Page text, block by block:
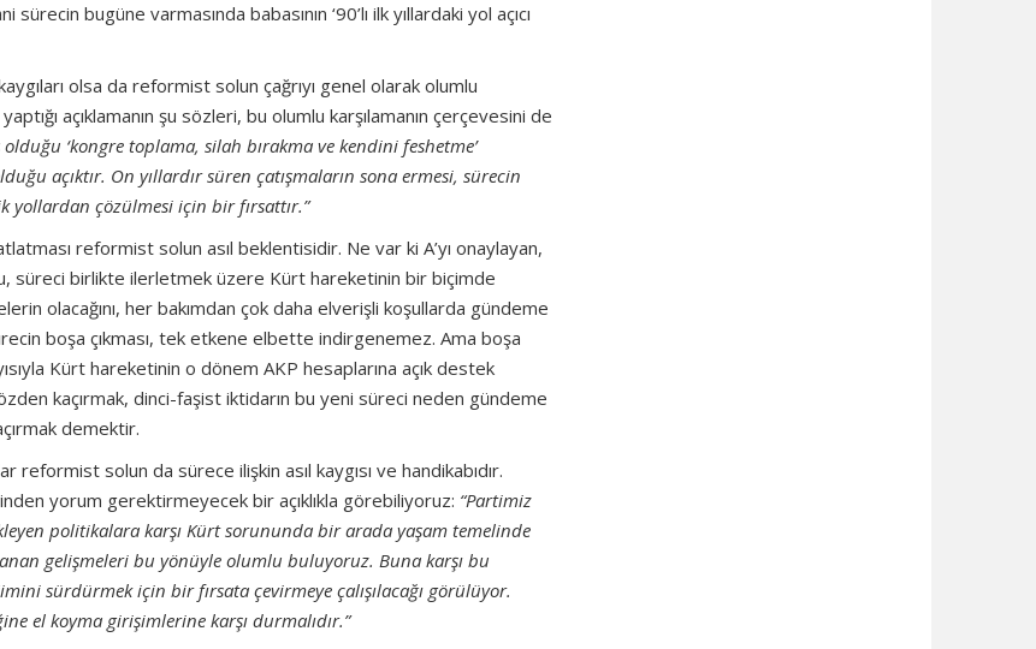
bugüne varmasında babasının ‘90’lı ilk yıllardaki yol açıcı
olsa da reformist solun çağrıyı genel olarak olumlu
açıklamanın şu sözleri, bu olumlu karşılamanın çerçevesini de
‘kongre toplama, silah bırakma ve kendini feshetme’
açıktır. On yıllardır süren çatışmaların sona ermesi, sürecin
yollardan çözülmesi için bir fırsattır.”
reformist solun asıl beklentisidir. Ne var ki A’yı onaylayan,
süreci birlikte ilerletmek üzere Kürt hareketinin bir biçimde
olacağını, her bakımdan çok daha elverişli koşullarda gündeme
boşa çıkması, tek etkene elbette indirgenemez. Ama boşa
Kürt hareketinin o dönem AKP hesaplarına açık destek
kaçırmak, dinci-faşist iktidarın bu yeni süreci neden gündeme
demektir.
solun da sürece ilişkin asıl kaygısı ve handikabıdır.
yorum gerektirmeyecek bir açıklıkla görebiliyoruz: “Partimiz
politikalara karşı Kürt sorununda bir arada yaşam temelinde
gelişmeleri bu yönüyle olumlu buluyoruz. Buna karşı bu
sürdürmek için bir fırsata çevirmeye çalışılacağı görülüyor.
el koyma girişimlerine karşı durmalıdır.”